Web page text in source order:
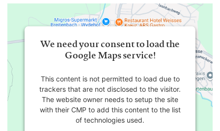
We need your consent to load the
Google Maps service!
This content is not permitted to load due to
trackers that are not disclosed to the visitor.
The website owner needs to setup the site
with their CMP to add this content to the list
of technologies used.